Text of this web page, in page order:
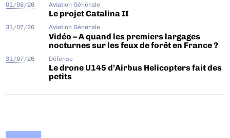
01/08/26 Aviation Générale
Le projet Catalina II
31/07/26 Aviation Générale
Vidéo – A quand les premiers largages
nocturnes sur les feux de forêt en France ?
31/07/26 Défense
Le drone U145 d’Airbus Helicopters fait des
petits